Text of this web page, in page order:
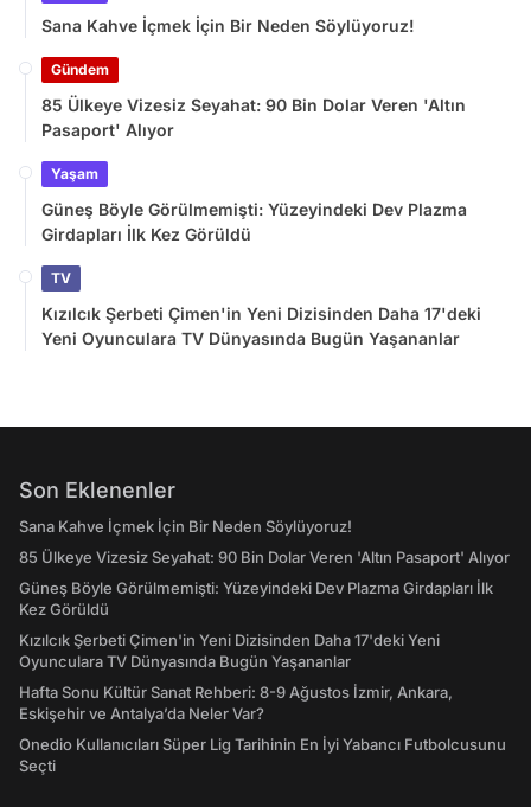
Sana Kahve İçmek İçin Bir Neden Söylüyoruz!
Gündem
85 Ülkeye Vizesiz Seyahat: 90 Bin Dolar Veren 'Altın
Pasaport' Alıyor
Yaşam
Güneş Böyle Görülmemişti: Yüzeyindeki Dev Plazma
Girdapları İlk Kez Görüldü
TV
Kızılcık Şerbeti Çimen'in Yeni Dizisinden Daha 17'deki
Yeni Oyunculara TV Dünyasında Bugün Yaşananlar
Son Eklenenler
Sana Kahve İçmek İçin Bir Neden Söylüyoruz!
85 Ülkeye Vizesiz Seyahat: 90 Bin Dolar Veren 'Altın Pasaport' Alıyor
Güneş Böyle Görülmemişti: Yüzeyindeki Dev Plazma Girdapları İlk
Kez Görüldü
Kızılcık Şerbeti Çimen'in Yeni Dizisinden Daha 17'deki Yeni
Oyunculara TV Dünyasında Bugün Yaşananlar
Hafta Sonu Kültür Sanat Rehberi: 8-9 Ağustos İzmir, Ankara,
Eskişehir ve Antalya’da Neler Var?
Onedio Kullanıcıları Süper Lig Tarihinin En İyi Yabancı Futbolcusunu
Seçti